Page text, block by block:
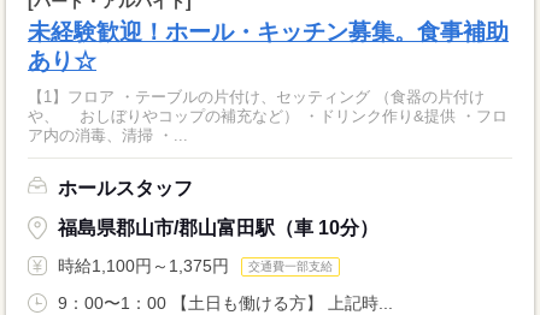
未経験歓迎！ホール・キッチン募集。食事補助
あり☆
【1】フロア ・テーブルの片付け、セッティング （食器の片付け
や、 おしぼりやコップの補充など） ・ドリンク作り&提供 ・フロ
ア内の消毒、清掃 ・...
ホールスタッフ
福島県郡山市/郡山富田駅（車 10分）
時給1,100円～1,375円 交通費一部支給
9：00〜1：00 【土日も働ける方】 上記時...